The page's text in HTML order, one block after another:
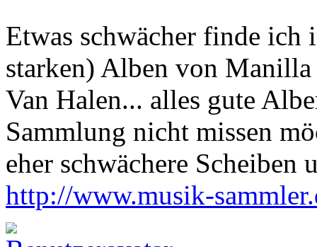
Etwas schwächer finde ich
starken) Alben von
Van Halen... alles gute
Sammlung nicht missen
eher schwächere Scheiben
http://www.musik-